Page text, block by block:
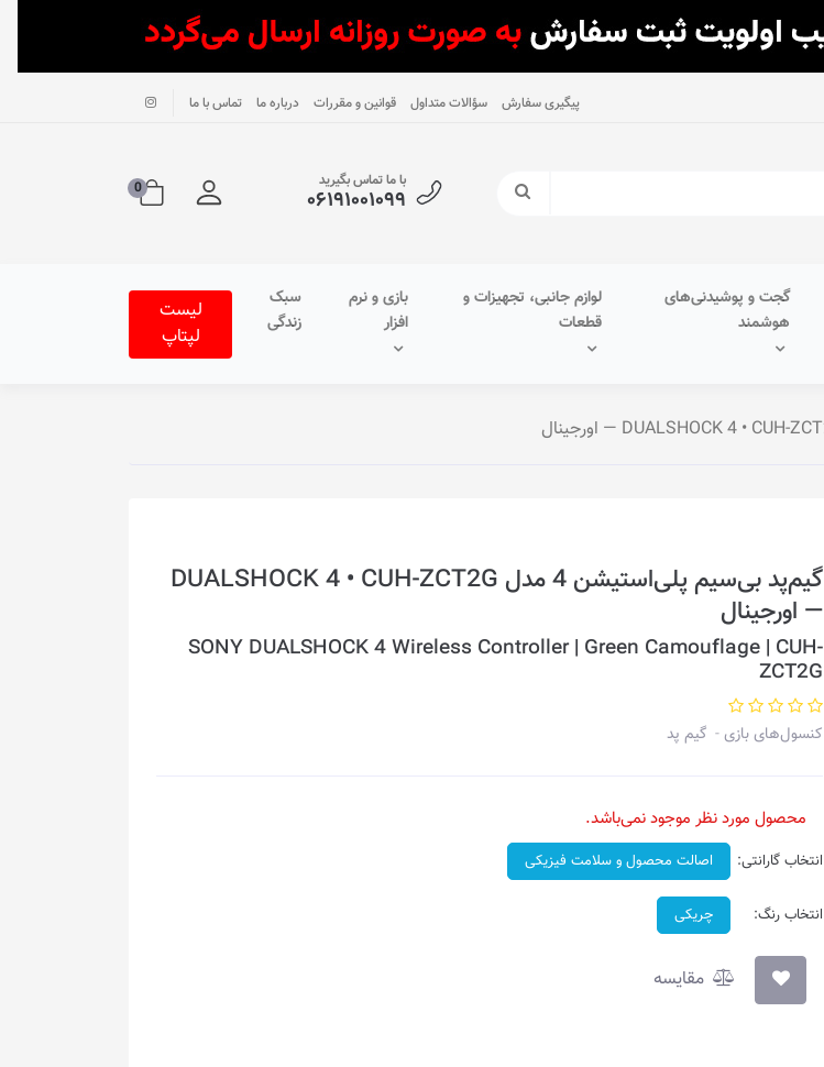
پیگیری سفارش سؤالات متداول قوانین و مقررات درباره ما تماس با ما
با ما تماس بگیرید
۰۶۱۹۱۰۰۱۰۹۹ 0
گجت و پوشیدنی‌های
هوشمند
لوازم جانبی، تجهیزات و
قطعات
بازی و نرم
افزار
سبک
زندگی
لیست
لپتاپ
گیم‌پد بی‌سیم پلی‌استیشن 4 مدل DUALSHOCK 4 • CUH-ZCT2G
— اورجینال
SONY DUALSHOCK 4 Wireless Controller | Green Camouflage | CUH-
ZCT2G
کنسول‌های بازی گیم پد
محصول مورد نظر موجود نمی‌باشد.
انتخاب گارانتی: اصالت محصول و سلامت فیزیکی
انتخاب رنگ: چریکی
مقایسه